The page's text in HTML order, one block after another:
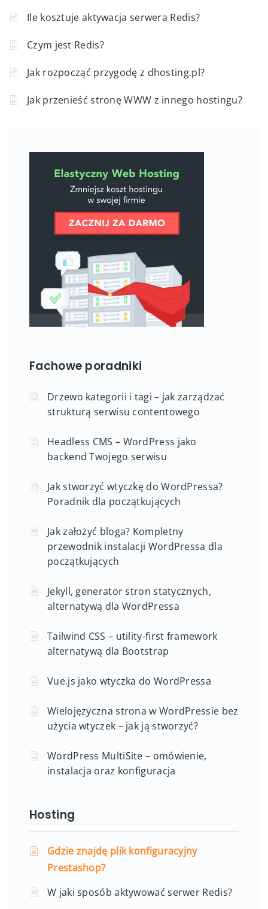
Ile kosztuje aktywacja serwera Redis?
Czym jest Redis?
Jak rozpocząć przygodę z dhosting.pl?
Jak przenieść stronę WWW z innego hostingu?
Fachowe poradniki
Drzewo kategorii i tagi – jak zarządzać
strukturą serwisu contentowego
Headless CMS – WordPress jako
backend Twojego serwisu
Jak stworzyć wtyczkę do WordPressa?
Poradnik dla początkujących
Jak założyć bloga? Kompletny
przewodnik instalacji WordPressa dla
początkujących
Jekyll, generator stron statycznych,
alternatywą dla WordPressa
Tailwind CSS – utility-first framework
alternatywą dla Bootstrap
Vue.js jako wtyczka do WordPressa
Wielojęzyczna strona w WordPressie bez
użycia wtyczek – jak ją stworzyć?
WordPress MultiSite – omówienie,
instalacja oraz konfiguracja
Hosting
Gdzie znajdę plik konfiguracyjny
Prestashop?
W jaki sposób aktywować serwer Redis?